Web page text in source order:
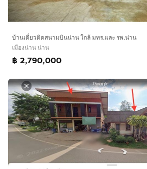
บ้านเดี่ยวติดสนามบินน่าน ใกล้ มทร.และ รพ.น่าน
เมืองน่าน น่าน
฿ 2,790,000